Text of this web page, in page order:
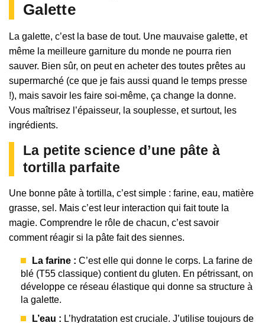
Galette
La galette, c’est la base de tout. Une mauvaise galette, et
même la meilleure garniture du monde ne pourra rien
sauver. Bien sûr, on peut en acheter des toutes prêtes au
supermarché (ce que je fais aussi quand le temps presse
!), mais savoir les faire soi-même, ça change la donne.
Vous maîtrisez l’épaisseur, la souplesse, et surtout, les
ingrédients.
La petite science d’une pâte à
tortilla parfaite
Une bonne pâte à tortilla, c’est simple : farine, eau, matière
grasse, sel. Mais c’est leur interaction qui fait toute la
magie. Comprendre le rôle de chacun, c’est savoir
comment réagir si la pâte fait des siennes.
La farine : C’est elle qui donne le corps. La farine de
blé (T55 classique) contient du gluten. En pétrissant, on
développe ce réseau élastique qui donne sa structure à
la galette.
L’eau : L’hydratation est cruciale. J’utilise toujours de